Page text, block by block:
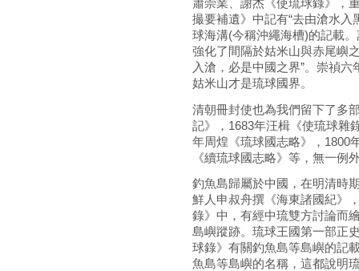
蕭崇業、謝杰《使琉球錄》，
撮要補遺》中記有“去由滄水
球海溝(今稱沖繩海槽)的記載
強化了間隔於姑米山與赤尾嶼
入滄，必是中國之界”。崇禎
姑米山才是琉球國界。
清朝冊封使也為我們留下了多
記》，1683年汪楫《使琉球雜
年周煌《琉球國志略》，1800
《續琉球國志略》等，無一例
釣魚島歸屬於中國，在明清時
鮮人申叔舟撰《海東諸國紀》
錄》中，有經中琉雙方討論而
島嶼蹤跡。琉球王國第一部正
球錄》有關釣魚島等島嶼的記
魚島等島嶼的名稱，這都說明